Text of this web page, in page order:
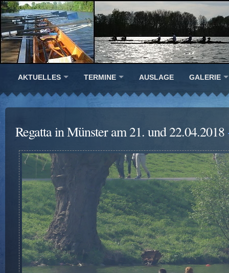
AKTUELLES TERMINE AUSLAGE GALERIE
Regatta in Münster am 21. und 22.04.2018